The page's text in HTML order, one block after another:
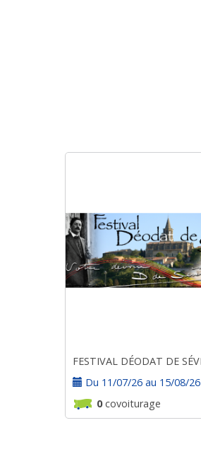
Du 11/07/26 au 15/08/26
0covoiturage